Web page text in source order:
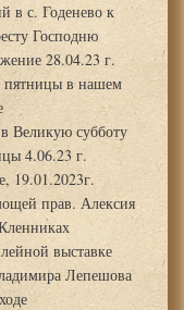
в с. Годенево к
Господню
28.04.23 г.
пятницы в нашем
Великую субботу
4.06.23 г.
19.01.2023г.
прав. Алексия
выставке
Лепешова